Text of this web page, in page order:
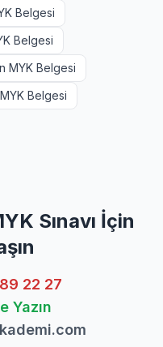
Belgesi
Belgesi
MYK Belgesi
Belgesi
Sınavı İçin
22 27
Yazın